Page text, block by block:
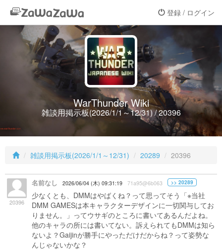
登録 / ログイン
WarThunder Wiki
雑談用掲示板(2026/1/1～12/31) / 20396
雑談用掲示板(2026/1/1～12/31) 20289 20396
20396
名前なし 2026/06/04 (木) 09:31:19 71a95@6b063 >> 20289
少なくとも、DMMはやばくね？って思ってそう「※当社
DMM GAMESは本キャラクターデザインに一切関与してお
りません。」ってウサギのところに書いてあるんだよね。
他のキャラの所には書いてない。訴えられてもDMMは知ら
ないよ？Gaijinが勝手にやっただけだからね？って姿勢な
んじゃないかな？